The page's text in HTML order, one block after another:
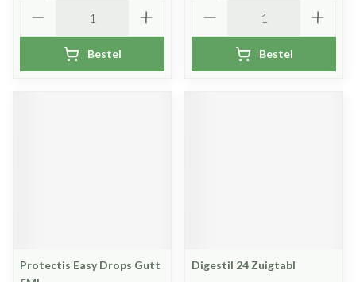
Bestel Bestel
Protectis Easy Drops Gutt
Digestil 24 Zuigtabl